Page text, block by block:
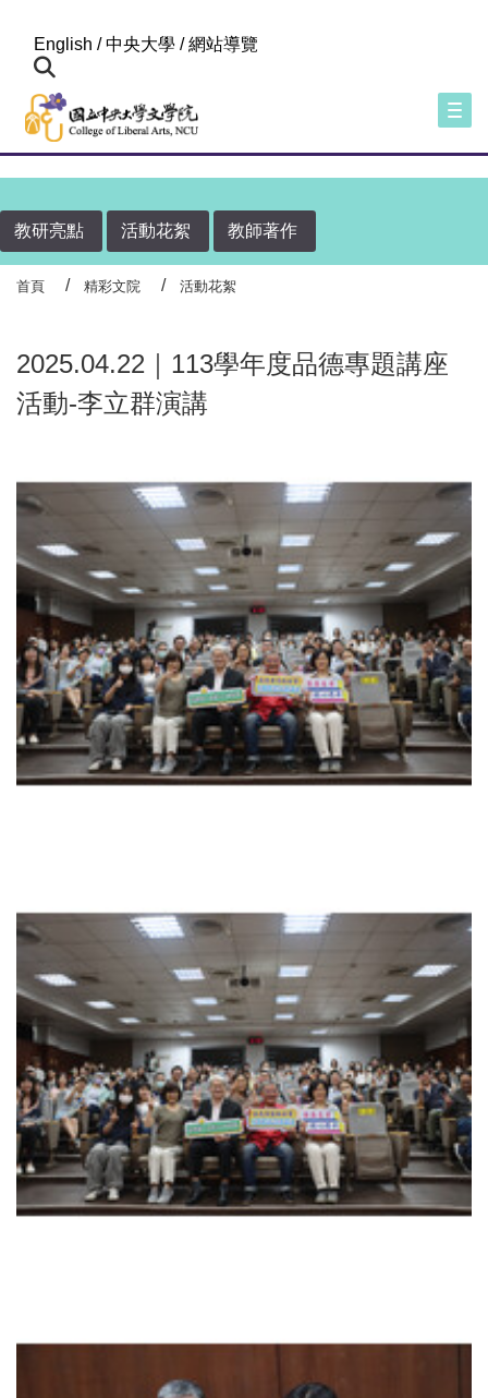
English /中央大學 /網站導覽
教研亮點 活動花絮 教師著作
首頁 精彩文院 活動花絮
2025.04.22｜113學年度品德專題講座
活動-李立群演講